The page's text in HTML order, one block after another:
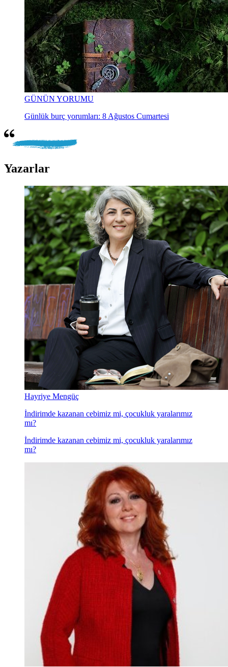
GÜNÜN YORUMU
Günlük burç yorumları: 8 Ağustos Cumartesi
Yazarlar
Hayriye Mengüç
İndirimde kazanan cebimiz mi, çocukluk yaralarımız
mı?
İndirimde kazanan cebimiz mi, çocukluk yaralarımız
mı?